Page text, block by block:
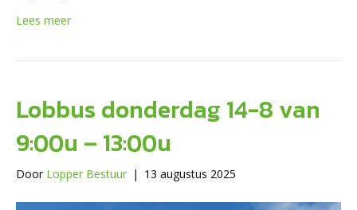
Lees meer
Lobbus donderdag 14-8 van
9:00u – 13:00u
Door Lopper Bestuur | 13 augustus 2025